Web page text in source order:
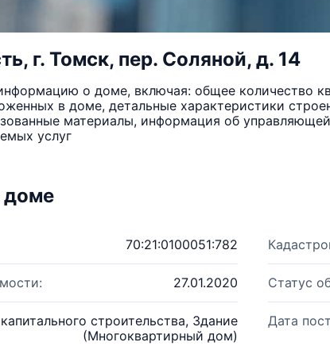
г. Томск, пер. Соляной, д. 14
о доме, включая: общее количество
в доме, детальные характеристики
материалы, информация об
услуг
70:21:0100051:782
27.01.2020 Статус
строительства, Здание
(Многоквартирный дом)
Дата